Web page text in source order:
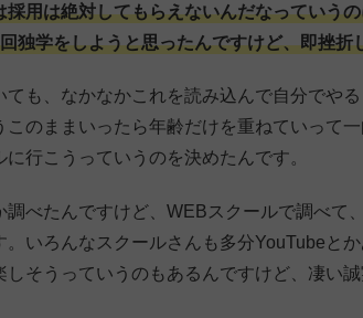
採用は絶対してもらえないんだなっていう
独学をしようと思ったんですけど、即挫折
ても、なかなかこれを読み込んで自分でや
このままいったら年齢だけを重ねていって
に行こうっていうのを決めたんです。
調べたんですけど、WEBスクールで調べて
。いろんなスクールさんも多分YouTubeと
しそうっていうのもあるんですけど、凄い